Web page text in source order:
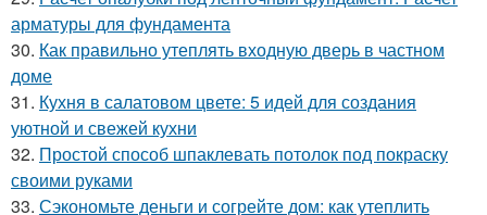
арматуры для фундамента
30. Как правильно утеплять входную дверь в частном
доме
31. Кухня в салатовом цвете: 5 идей для создания
уютной и свежей кухни
32. Простой способ шпаклевать потолок под покраску
своими руками
33. Сэкономьте деньги и согрейте дом: как утеплить